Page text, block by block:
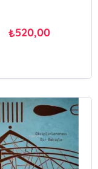
₺520,00